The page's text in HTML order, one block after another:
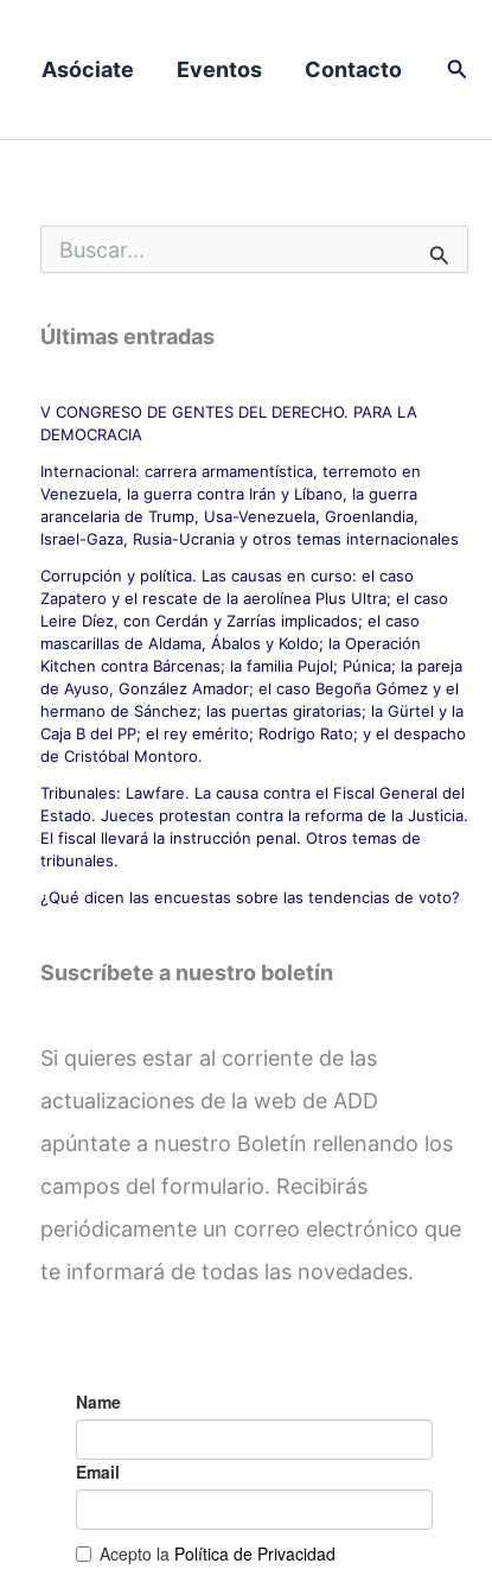
Asóciate Eventos Contacto
u
c
a
o
r
:
Últimas entradas
V CONGRESO DE GENTES DEL DERECHO. PARA LA
DEMOCRACIA
Internacional: carrera armamentística, terremoto en
Venezuela, la guerra contra Irán y Líbano, la guerra
arancelaria de Trump, Usa-Venezuela, Groenlandia,
Israel-Gaza, Rusia-Ucrania y otros temas internacionales
Corrupción y política. Las causas en curso: el caso
Zapatero y el rescate de la aerolínea Plus Ultra; el caso
Leire Díez, con Cerdán y Zarrías implicados; el caso
mascarillas de Aldama, Ábalos y Koldo; la Operación
Kitchen contra Bárcenas; la familia Pujol; Púnica; la pareja
de Ayuso, González Amador; el caso Begoña Gómez y el
hermano de Sánchez; las puertas giratorias; la Gürtel y la
Caja B del PP; el rey emérito; Rodrigo Rato; y el despacho
de Cristóbal Montoro.
Tribunales: Lawfare. La causa contra el Fiscal General del
Estado. Jueces protestan contra la reforma de la Justicia.
El fiscal llevará la instrucción penal. Otros temas de
tribunales.
¿Qué dicen las encuestas sobre las tendencias de voto?
Suscríbete a nuestro boletín
Si quieres estar al corriente de las
actualizaciones de la web de ADD
apúntate a nuestro Boletín rellenando los
campos del formulario. Recibirás
periódicamente un correo electrónico que
te informará de todas las novedades.